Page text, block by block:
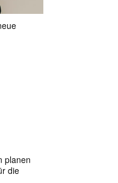
planen
die